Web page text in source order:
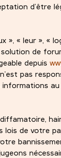
d’être
», « leur », «
solution de
depuis
pas
au
de votre